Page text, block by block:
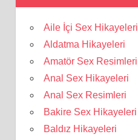
Aile İçi Sex Hikayeleri
Aldatma Hikayeleri
Amatör Sex Resimleri
Anal Sex Hikayeleri
Anal Sex Resimleri
Bakire Sex Hikayeleri
Baldız Hikayeleri